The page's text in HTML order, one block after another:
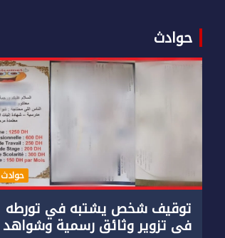
حوادث
حوادث
توقيف شخص يشتبه في تورطه
في تزوير وثائق رسمية وشواهد